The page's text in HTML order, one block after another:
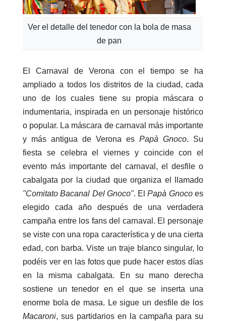
Ver el detalle del tenedor con la bola de masa
de pan
El Carnaval de Verona con el tiempo se ha
ampliado a todos los distritos de la ciudad, cada
uno de los cuales tiene su propia máscara o
indumentaria, inspirada en un personaje histórico
o popular. La máscara de carnaval más importante
y más antigua de Verona es Papà Gnoco. Su
fiesta se celebra el viernes y coincide con el
evento más importante del carnaval, el desfile o
cabalgata por la ciudad que organiza el llamado
"Comitato Bacanal Del Gnoco". ElPapà Gnocoes
elegido cada año después de una verdadera
campaña entre los fans del carnaval. El personaje
se viste con una ropa característica y de una cierta
edad, con barba. Viste un traje blanco singular, lo
podéis ver en las fotos que pude hacer estos días
en la misma cabalgata. En su mano derecha
sostiene un tenedor en el que se inserta una
enorme bola de masa. Le sigue un desfile de los
Macaroni, sus partidarios en la campaña para su